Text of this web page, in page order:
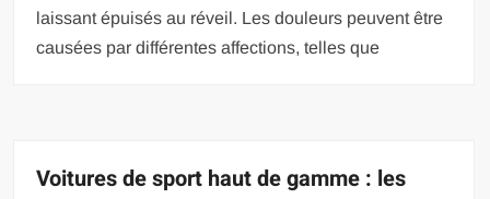
laissant épuisés au réveil. Les douleurs peuvent être
causées par différentes affections, telles que
Voitures de sport haut de gamme : les